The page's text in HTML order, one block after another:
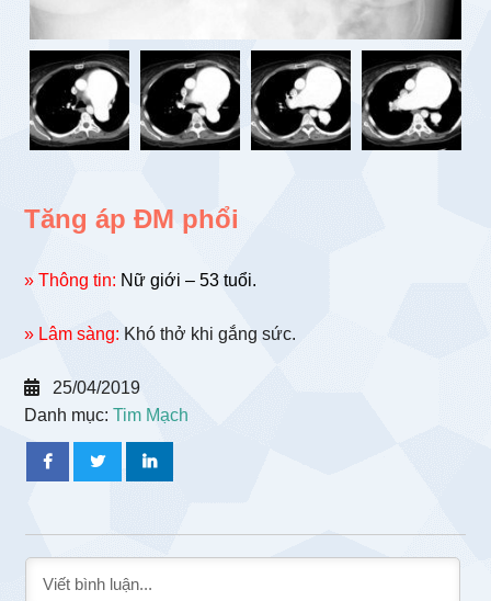
Tăng áp ĐM phổi
» Thông tin: Nữ giới – 53 tuổi.
» Lâm sàng: Khó thở khi gắng sức.
25/04/2019
Danh mục:Tim Mạch